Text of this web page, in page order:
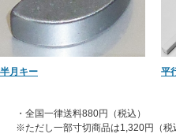
半月キー 平
・全国一律送料880円（税込）
※ただし一部寸切商品は1,320円（税